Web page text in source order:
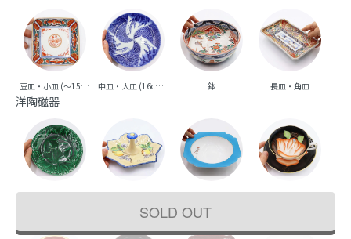
SOLD OUT
豆皿・小皿 (～15cm台) 中皿・大皿 (16cm台～) 鉢 長皿・角皿
洋陶磁器
平皿・深皿 変形皿 ボウル カップ ポッ